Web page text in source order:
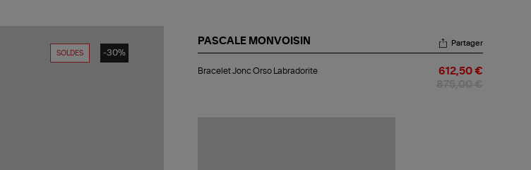
SOLDES -30%
PASCALE MONVOISIN
Jonc
Partager
Bracelet Jonc Orso Labradorite 612,50 €